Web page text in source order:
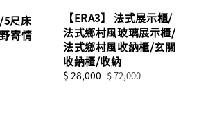
5尺床
寄情
【ERA3】 法式展示櫃/
法式鄉村風玻璃展示櫃/
法式鄉村風收納櫃/玄關
收納櫃/收納
Sale
$ 28,000 Regular
$ 72,000